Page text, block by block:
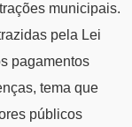
municipais.
pela Lei
pagamentos
tema que
públicos